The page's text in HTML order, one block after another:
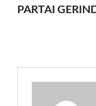
PARTAI